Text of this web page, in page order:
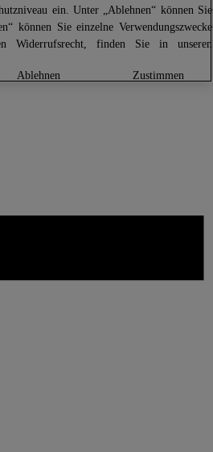
ein. Unter „Ablehnen“ können Sie
können Sie einzelne Verwendungszwecke
Widerrufsrecht, finden Sie in unseren
ablehnen
zustimmen